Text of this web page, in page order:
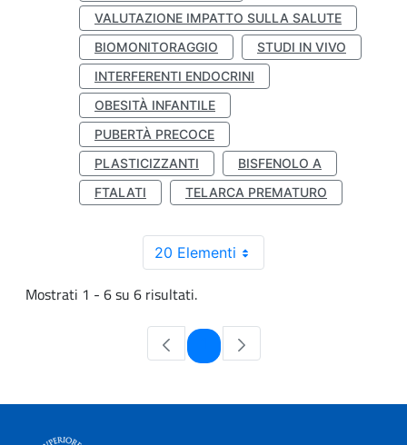
VALUTAZIONE IMPATTO SULLA SALUTE
BIOMONITORAGGIO
STUDI IN VIVO
INTERFERENTI ENDOCRINI
OBESITÀ INFANTILE
PUBERTÀ PRECOCE
PLASTICIZZANTI
BISFENOLO A
FTALATI
TELARCA PREMATURO
20 Elementi
Mostrati 1 - 6 su 6 risultati.
Pagina